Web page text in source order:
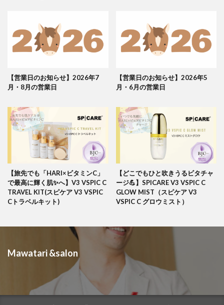
【営業日のお知らせ】2026年7
月・8月の営業日
【営業日のお知らせ】2026年5
月・6月の営業日
【旅先でも「HARI×ビタミンC」
で最高に輝く肌✨へ】V3 VSPIC C
TRAVEL KIT(スピケア V3 VSPIC
Cトラベルキット)
【どこでもひと吹きうるビタチャ
ージ💪】SPICARE V3 VSPIC C
GLOW MIST（スピケア V3
VSPIC C グロウミスト）
Mawatari &salon